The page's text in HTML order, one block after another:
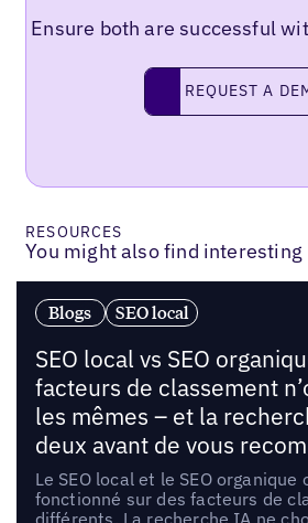
Ensure both are successful
Request a demo
REQUEST A
RESOURCES
You might also find interesting
Blogs SEO local
SEO local vs SEO
facteurs de classement
les mêmes – et la
deux avant de vous
Le SEO local et le SEO
fonctionné sur des facteurs de
différents. La recherche IA ne